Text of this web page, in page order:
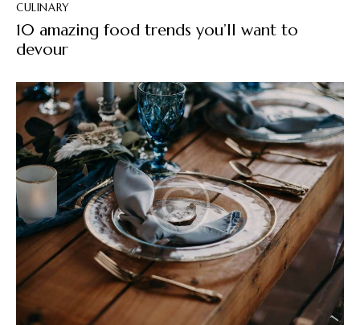
CULINARY
10 amazing food trends you’ll want to
devour